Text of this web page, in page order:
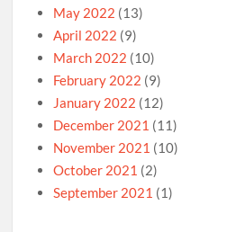
May 2022 (13)
April 2022 (9)
March 2022 (10)
February 2022 (9)
January 2022 (12)
December 2021 (11)
November 2021 (10)
October 2021 (2)
September 2021 (1)